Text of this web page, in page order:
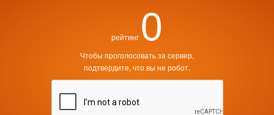
рейтинг 0
Чтобы проголосовать за сервер,
подтвердите, что вы не робот.